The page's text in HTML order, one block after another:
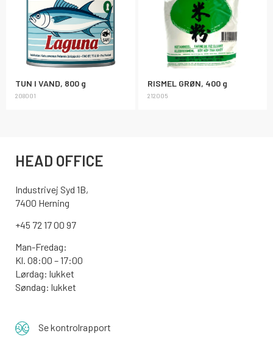
TUN I VAND, 800 g
208001
RISMEL GRØN, 400 g
212005
HEAD OFFICE
Industrivej Syd 1B,
7400 Herning
+45 72 17 00 97
Man-Fredag:
Kl. 08:00 – 17:00
Lørdag: lukket
Søndag: lukket
Se kontrolrapport